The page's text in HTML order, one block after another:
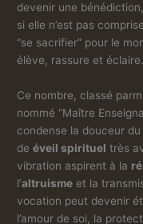
devenir une
si elle n’est pas
“se sacrifier” pour le
élève, rassure et éclaire.
Ce nombre, classé
nommé “Maître
condense la douceur du
deéveil spirituel très
vibration aspirent à la
l’altruisme et la
vocation peut devenir
l’amour de soi, la